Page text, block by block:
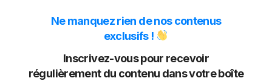
Ne manquez rien de nos contenus
exclusifs !
Inscrivez-vous pour recevoir
régulièrement du contenu dans votre boîte